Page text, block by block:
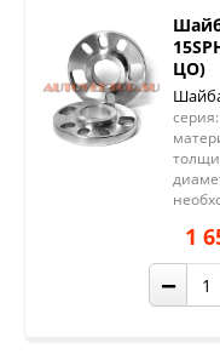
ЦО)
серия:
1
−